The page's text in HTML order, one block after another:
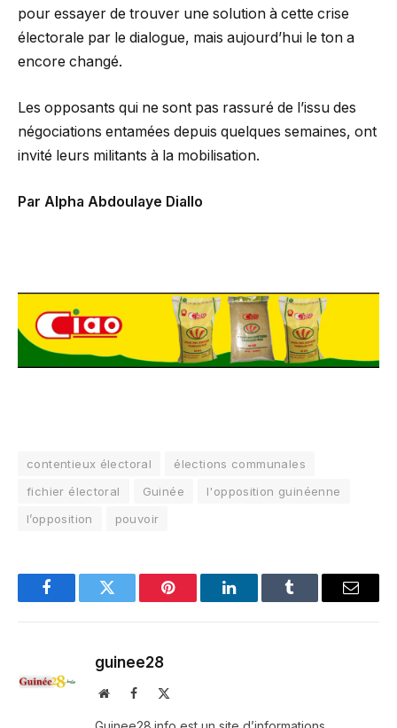
pour essayer de trouver une solution à cette crise
électorale par le dialogue, mais aujourd’hui le ton a
encore changé.
Les opposants qui ne sont pas rassuré de l’issu des
négociations entamées depuis quelques semaines, ont
invité leurs militants à la mobilisation.
Par Alpha Abdoulaye Diallo
contentieux électoral
élections communales
fichier électoral
Guinée
l'opposition guinéenne
l’opposition
pouvoir
FacebookTwitter Pinterest LinkedInTumblr Email
guinee28
WebsiteFacebook